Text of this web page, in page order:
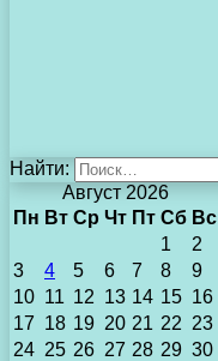
Найти:
Август 2026
Пн Вт Ср Чт Пт Сб Вс
1
2
3
4 5 6 7 8
9
10 11 12 13 14 15 16
17 18 19 20 21 22 23
24 25 26 27 28 29 30